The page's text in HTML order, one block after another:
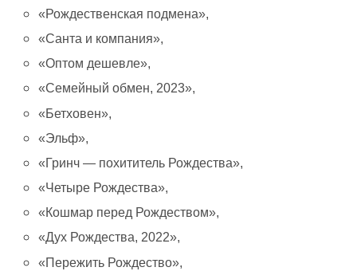
«Рождественская подмена»,
«Санта и компания»,
«Оптом дешевле»,
«Семейный обмен, 2023»,
«Бетховен»,
«Эльф»,
«Гринч — похититель Рождества»,
«Четыре Рождества»,
«Кошмар перед Рождеством»,
«Дух Рождества, 2022»,
«Пережить Рождество»,